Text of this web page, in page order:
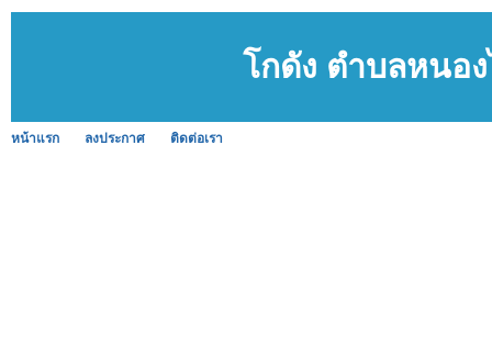
โกดัง ตำบลหนอ
หน้าแรก ลงประกาศ ติดต่อเรา